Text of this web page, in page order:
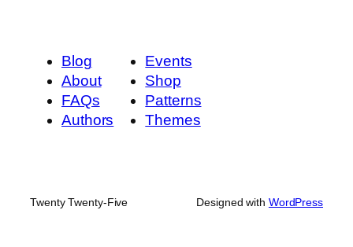
Blog
About
FAQs
Authors
Events
Shop
Patterns
Themes
Twenty Twenty-Five Designed with WordPress